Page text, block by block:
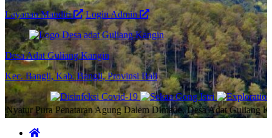
Layanan Mandiri
Login Admin
Desa Adat Guliang Kangin
Kec. Bangli, Kab. Bangli, Provinsi Bali
Pura Penataran Agung Dalem Dimade, Desa Adat Guliang